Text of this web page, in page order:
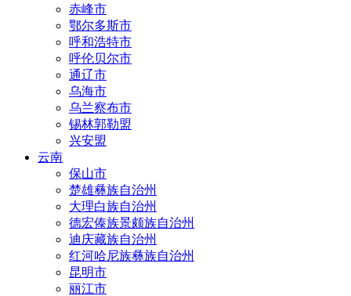
赤峰市
鄂尔多斯市
呼和浩特市
呼伦贝尔市
通辽市
乌海市
乌兰察布市
锡林郭勒盟
兴安盟
云南
保山市
楚雄彝族自治州
大理白族自治州
德宏傣族景颇族自治州
迪庆藏族自治州
红河哈尼族彝族自治州
昆明市
丽江市